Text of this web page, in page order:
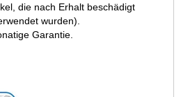
die nach Erhalt beschädigt
wurden).
Garantie.